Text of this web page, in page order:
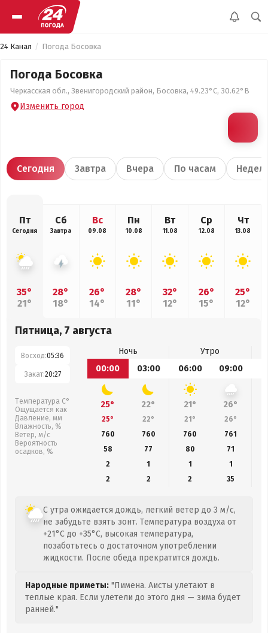
24 Канал Погода Босовка
Погода Босовка
Черкасская обл., Звенигородский район, Босовка, 49.23°С, 30.62°В
Изменить город
Сегодня Завтра Вчера По часам
Пт
Сегодня
35°
21°
Сб
Завтра
28°
18°
Вс
09.08
26°
14°
Пн
10.08
28°
11°
Вт
11.08
32°
12°
Ср
12.08
26°
15°
Чт
13.08
25°
12°
Пятница, 7 августа
Восход:05:36
Закат:20:27
Температура С°
Ощущается как
Давление, мм
Влажность, %
Ветер, м/с
Вероятность
осадков, %
Ночь
Утро
00:00
03:00 06:00 09:00
25° 22° 21° 26°
25° 22° 21° 26°
760
760 760 761
58
77 80 71
2
1 1
1
2
2 2 35
С утра ожидается дождь, легкий ветер до 3 м/с,
не забудьте взять зонт. Температура воздуха от
+21°C до +35°C, высокая температура,
позаботьтесь о достаточном употреблении
жидкости. После обеда прекратится дождь.
Народные приметы: "Пимена. Аисты улетают в
теплые края. Если улетели до этого дня — зима будет
ранней."